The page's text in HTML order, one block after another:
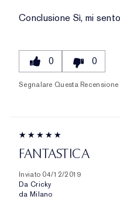
Conclusione Sì, mi
0 0
Segnalare Questa Recensione
FANTASTICA
Inviato 04/12/2019
Da Cricky
da Milano